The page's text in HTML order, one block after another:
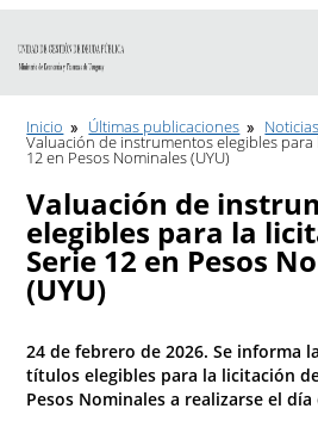
Ir al contenido
Inicio Últimas publicaciones Noticias
Valuación de instrumentos elegibles para
12 en Pesos Nominales (UYU)
Valuación de
elegibles para la
Serie 12 en Pesos
(UYU)
24 de febrero de 2026. Se informa
títulos elegibles para la licitación
Pesos Nominales a realizarse el día